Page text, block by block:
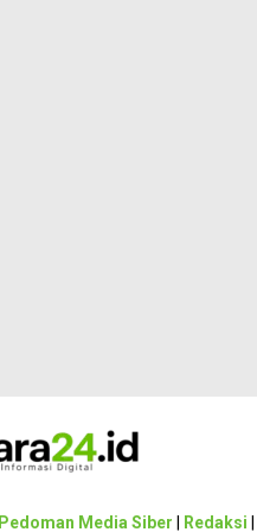
Pedoman Media Siber Redaksi